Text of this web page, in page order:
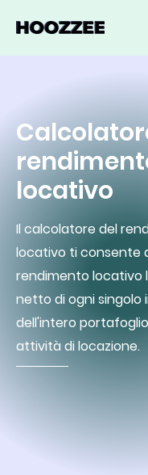
locativo
Il calcolatore del
locativo ti consente
rendimento locativo
netto di ogni singolo
dell'intero
attività di locazione.